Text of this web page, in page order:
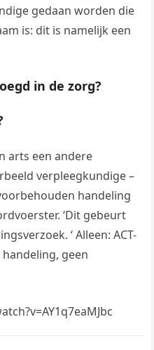
gedaan worden die
is: dit is namelijk een
in de zorg?
arts een andere
verpleegkundige –
handeling
‘Dit gebeurt
‘ Alleen: ACT-
geen